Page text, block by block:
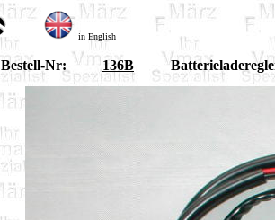
in English
Bestell-Nr: 136B